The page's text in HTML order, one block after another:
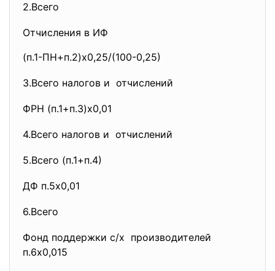
2.Всего
Отчисления в ИФ
(п.1-ПН+п.2)х0,25/(100-0,25)
3.Всего налогов и отчислений
ФРН (п.1+п.3)х0,01
4.Всего налогов и отчислений
5.Всего (п.1+п.4)
ДФ п.5х0,01
6.Всего
Фонд поддержки с/х производителей
п.6х0,015